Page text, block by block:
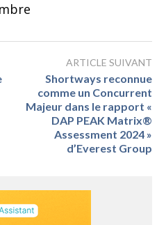
ARTICLE SUIVANT
Shortways reconnue
comme un Concurrent
Majeur dans le rapport «
DAP PEAK Matrix®
Assessment 2024 »
d’Everest Group